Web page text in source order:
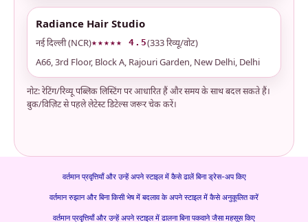
Radiance Hair Studio
नई दिल्ली (NCR)★★★★★ 4.5(333 रिव्यू/वोट)
A66, 3rd Floor, Block A, Rajouri Garden, New Delhi, Delhi
नोट: रेटिंग/रिव्यू पब्लिक लिस्टिंग पर आधारित हैं और समय के साथ बदल सकते हैं।
बुक/विज़िट से पहले लेटेस्ट डिटेल्स जरूर चेक करें।
वर्तमान प्रवृत्तियाँ और उन्हें अपने स्टाइल में कैसे ढालें बिना ड्रेस-अप किए
वर्तमान रुझान और बिना किसी भेष में बदलाव के अपने स्टाइल में कैसे अनुकूलित करें
वर्तमान प्रवृत्तियाँ और उन्हें अपने स्टाइल में ढालना बिना पकवाने जैसा महसूस किए